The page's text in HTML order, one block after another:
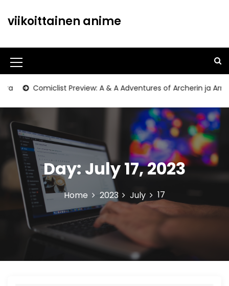
t
c
t
viikoittainen anime
M
e
n
u
I
c
o
n
Comiclist Preview: A & A Adventures of Archerin ja
Day: July 17, 2023
Home 2023 July 17